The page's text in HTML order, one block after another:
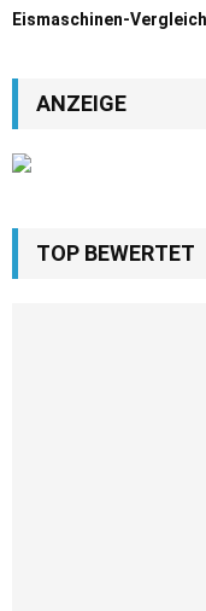
Eismaschinen-
ANZEIGE
TOP BEWERTET